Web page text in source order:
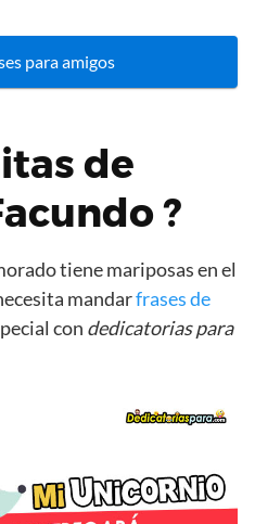
para amigos
de
?
tiene mariposas en el
mandarfrases de
con dedicatorias para